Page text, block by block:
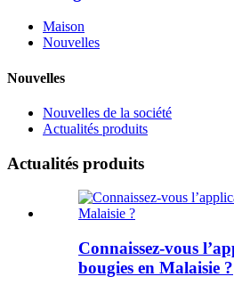
Maison
Nouvelles
Nouvelles
Nouvelles de la société
Actualités produits
Actualités produits
Connaissez-vous
bougies en Malaisie ?